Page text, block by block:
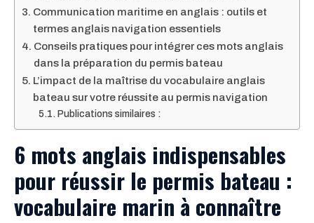
Communication maritime en anglais : outils et
termes anglais navigation essentiels
Conseils pratiques pour intégrer ces mots anglais
dans la préparation du permis bateau
L’impact de la maîtrise du vocabulaire anglais
bateau sur votre réussite au permis navigation
Publications similaires :
6 mots anglais indispensables
pour réussir le permis bateau :
vocabulaire marin à connaître